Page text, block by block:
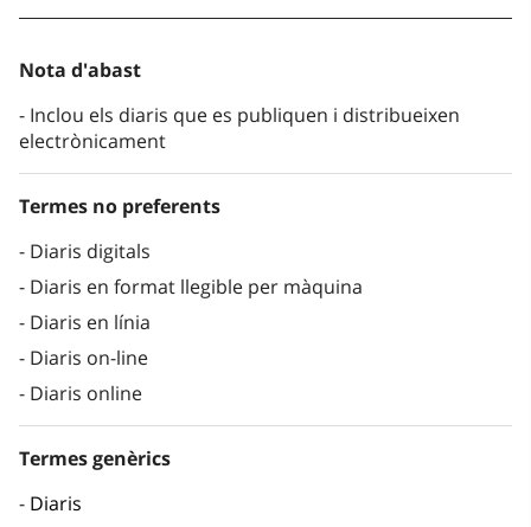
Nota d'abast
Inclou els diaris que es publiquen i distribueixen
electrònicament
Termes no preferents
Diaris digitals
Diaris en format llegible per màquina
Diaris en línia
Diaris on-line
Diaris online
Termes genèrics
Diaris